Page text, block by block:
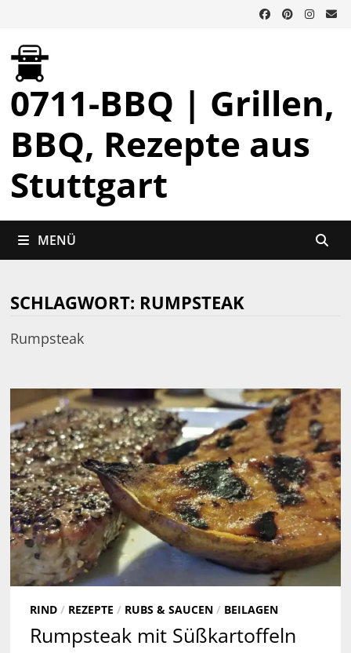
Inhalt
0711-BBQ | Grillen,
BBQ, Rezepte aus
Stuttgart
MENÜ
SCHLAGWORT: RUMPSTEAK
Rumpsteak
RIND/ REZEPTE / RUBS & SAUCEN/ BEILAGEN
Rumpsteak mit Süßkartoffeln